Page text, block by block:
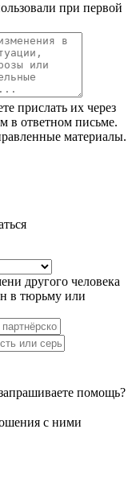
при первой
прислать их через
в ответном письме.
материалы.
другого человека
в тюрьму или
помощь?
с ними